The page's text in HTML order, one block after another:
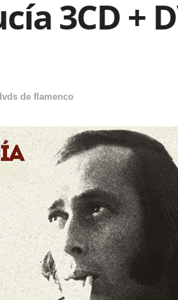
3CD +
de flamenco